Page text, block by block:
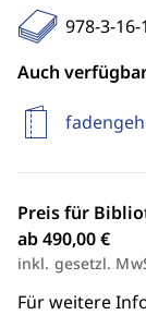
978-3-
Auch
Preis für
ab 490,00 €
inkl. gesetzl.
Für weitere